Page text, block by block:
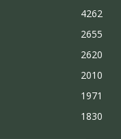
4262
2655
2620
2010
1971
1830